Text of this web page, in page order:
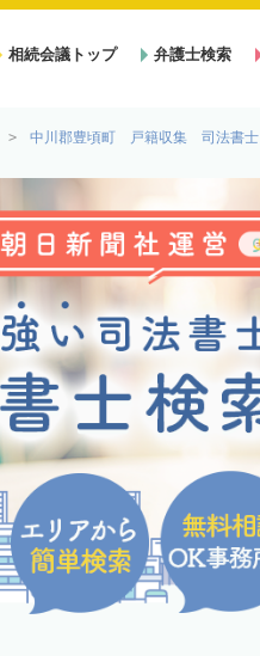
相続会議トップ 弁護士検索
中川郡豊頃町 戸籍収集 司法書士